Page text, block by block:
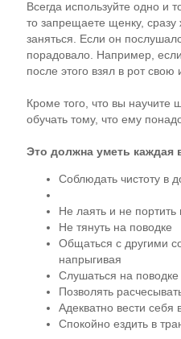
Всегда используйте одно и
то запрещаете щенку,
заняться. Если он
порадовало. Например,
после этого взял в рот свою
Кроме того, что вы научите
обучать тому, что ему
Это должна уметь каждая
Соблюдать чистоту в
Не лаять и не
Не тянуть на поводке
Общаться с другими
напрыгивая
Слушаться на поводке
Позволять
Адекватно вести себя
Спокойно ездить в